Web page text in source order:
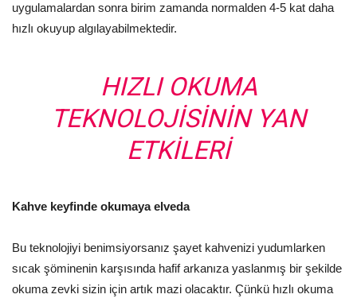
uygulamalardan sonra birim zamanda normalden 4-5 kat daha
hızlı okuyup algılayabilmektedir.
HIZLI OKUMA
TEKNOLOJİSİNİN YAN
ETKİLERİ
Kahve keyfinde okumaya elveda
Bu teknolojiyi benimsiyorsanız şayet kahvenizi yudumlarken
sıcak şöminenin karşısında hafif arkanıza yaslanmış bir şekilde
okuma zevki sizin için artık mazi olacaktır. Çünkü hızlı okuma